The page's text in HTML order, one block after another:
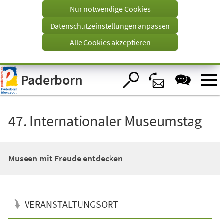
Visuelle
Assistenzsoftware
öffnen.
einem
Tab)
Nur notwendige Cookies
Datenschutzeinstellungen anpassen
Alle Cookies akzeptieren
Paderborn
47. Internationaler Museumstag
Museen mit Freude entdecken
VERANSTALTUNGSORT